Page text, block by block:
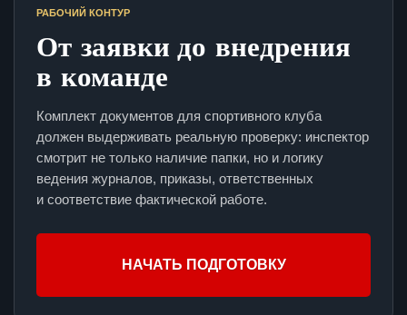
РАБОЧИЙ КОНТУР
От заявки до внедрения
в команде
Комплект документов для спортивного клуба
должен выдерживать реальную проверку: инспектор
смотрит не только наличие папки, но и логику
ведения журналов, приказы, ответственных
и соответствие фактической работе.
НАЧАТЬ ПОДГОТОВКУ